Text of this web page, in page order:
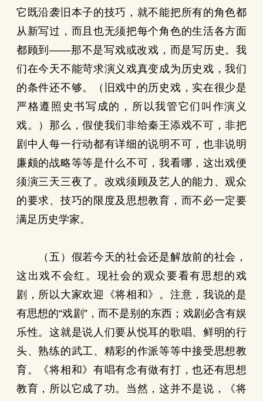
它既沿袭旧本子的技巧，就不能把所有的角色都
从新写过，而且也无须把每个角色的生活各方面
都顾到——那不是写戏或改戏，而是写历史。我
们在今天不能苛求演义戏真变成为历史戏，我们
的条件还不够。（旧戏中的历史戏，实在很少是
严格遵照史书写成的，所以我管它们叫作演义
戏。）那么，假使我们非给秦王添戏不可，非把
剧中人每一行动都有详细的说明不可，也非说明
廉颇的战略等等是什么不可，我看哪，这出戏便
须演三天三夜了。改戏须顾及艺人的能力、观众
的要求、技巧的限度及思想教育，而不必一定要
满足历史学家。
（五）假若今天的社会还是解放前的社会，
这出戏不会红。现社会的观众要看有思想的戏
剧，所以大家欢迎《将相和》。注意，我说的是
有思想的“戏剧”，而不是别的东西；戏剧必含有娱
乐性。这就是说人们要从悦耳的歌唱、鲜明的行
头、熟练的武工、精彩的作派等等中接受思想教
育。《将相和》有唱有念有做有打，也还有思想
教育，所以它成了功。当然，这并不是说，《将